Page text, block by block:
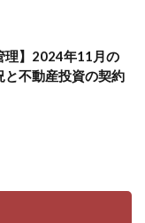
理】2024年11月の
と不動産投資の契約